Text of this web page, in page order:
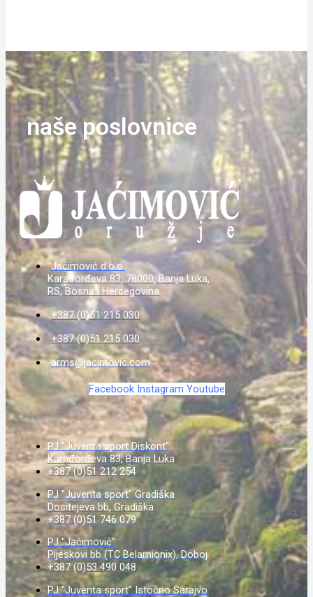
naše poslovnice
Jaćimović d.o.o.
Karađorđeva 83, 78000, Banja Luka,
RS, Bosna i Hercegovina
+387 (0)51 215 030
+387 (0)51 215 030
arms@jacimovic.com
Facebook Instagram Youtube
PJ "Juventa sport Diskont"
Karađorđeva 83, Banja Luka
+387 (0)51 212 254
PJ "Juventa sport" Gradiška
Dositejeva bb, Gradiška
+387 (0)51 746 079
PJ "Jaćimović"
Pijeskovi bb (TC Belamionix), Doboj
+387 (0)53 490 048
PJ "Juventa sport" Istočno Sarajvo